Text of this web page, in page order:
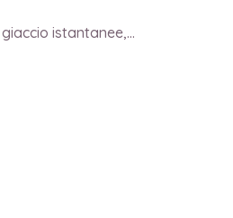
istantanee,...